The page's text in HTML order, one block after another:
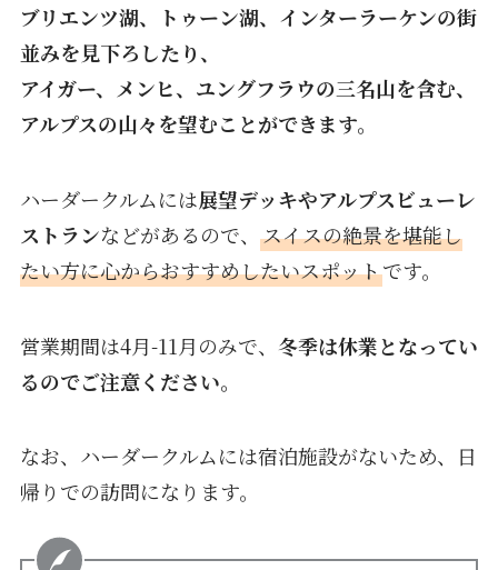
ブリエンツ湖、トゥーン湖、インターラーケンの街
並みを見下ろしたり、
アイガー、メンヒ、ユングフラウの三名山を含む、
アルプスの山々を望むことができます。
ハーダークルムには展望デッキやアルプスビューレ
ストランなどがあるので、 スイスの絶景を堪能し
たい方に心からおすすめしたいスポットです。
営業期間は4月-11月のみで、 冬季は休業となってい
るのでご注意ください。
なお、ハーダークルムには宿泊施設がないため、日
帰りでの訪問になります。